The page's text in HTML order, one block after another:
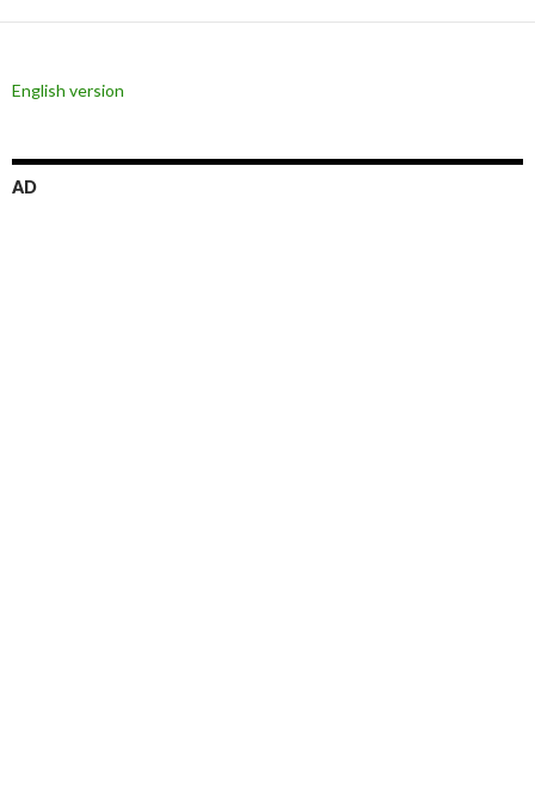
ナ
ゲ
ー
シ
English version
AD